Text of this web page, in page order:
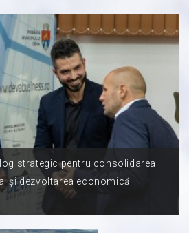
strategic pentru consolidarea
și dezvoltarea economică